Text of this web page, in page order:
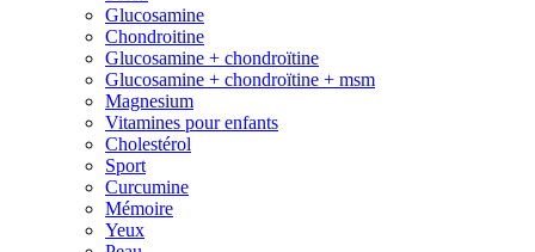
Glucosamine
Chondroitine
Glucosamine + chondroïtine
Glucosamine + chondroïtine + msm
Magnesium
Vitamines pour enfants
Cholestérol
Sport
Curcumine
Mémoire
Yeux